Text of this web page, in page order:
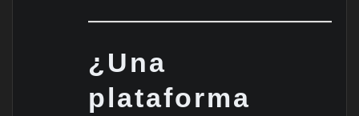
¿Una
plataforma